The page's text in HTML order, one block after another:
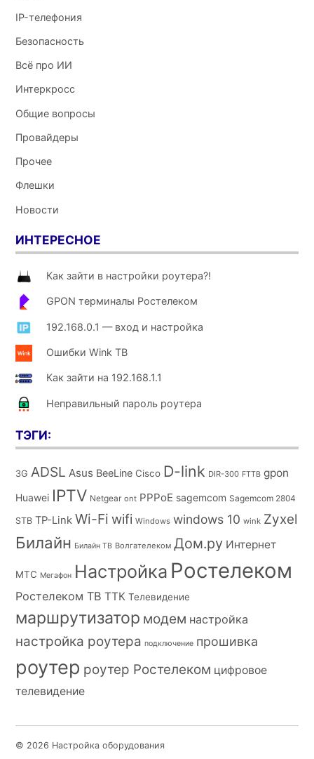
IP-телефония
Безопасность
Всё про ИИ
Интеркросс
Общие вопросы
Провайдеры
Прочее
Флешки
Новости
ИНТЕРЕСНОЕ
Как зайти в настройки роутера?!
GPON терминалы Ростелеком
192.168.0.1 — вход и настройка
Ошибки Wink ТВ
Как зайти на 192.168.1.1
Неправильный пароль роутера
ТЭГИ:
3G ADSL Asus BeeLine Cisco D-link DIR-300 FTTB gpon
Huawei IPTV Netgear ont PPPoE sagemcom Sagemcom 2804
STB TP-Link Wi-Fi wifi Windows windows 10 wink Zyxel
Билайн Билайн ТВ Волгателеком Дом.ру Интернет
МТС Мегафон Настройка Ростелеком
Ростелеком ТВ ТТК Телевидение
маршрутизатор модем настройка
настройка роутера подключение прошивка
роутер роутер Ростелеком цифровое
телевидение
© 2026 Настройка оборудования